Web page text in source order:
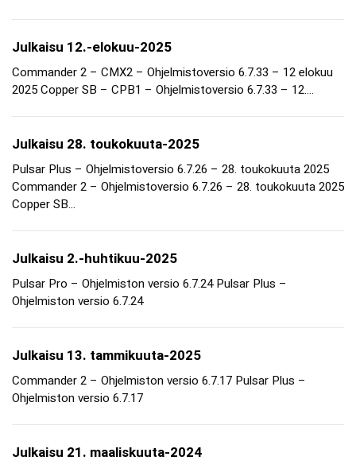
Julkaisu 12.-elokuu-2025
Commander 2 – CMX2 – Ohjelmistoversio 6.7.33 – 12 elokuu
2025 Copper SB – CPB1 – Ohjelmistoversio 6.7.33 – 12….
Julkaisu 28. toukokuuta-2025
Pulsar Plus – Ohjelmistoversio 6.7.26 – 28. toukokuuta 2025
Commander 2 – Ohjelmistoversio 6.7.26 – 28. toukokuuta 2025
Copper SB…
Julkaisu 2.-huhtikuu-2025
Pulsar Pro – Ohjelmiston versio 6.7.24 Pulsar Plus –
Ohjelmiston versio 6.7.24
Julkaisu 13. tammikuuta-2025
Commander 2 – Ohjelmiston versio 6.7.17 Pulsar Plus –
Ohjelmiston versio 6.7.17
Julkaisu 21. maaliskuuta-2024